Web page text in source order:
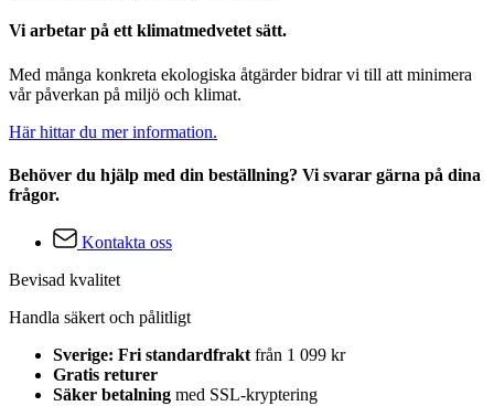
Vi arbetar på ett klimatmedvetet sätt.
Med många konkreta ekologiska åtgärder bidrar vi till att minimera
vår påverkan på miljö och klimat.
Här hittar du mer information.
Behöver du hjälp med din beställning? Vi svarar gärna på dina
frågor.
Kontakta oss
Bevisad kvalitet
Handla säkert och pålitligt
Sverige: Fri standardfrakt från 1 099 kr
Gratis returer
Säker betalning med SSL-kryptering